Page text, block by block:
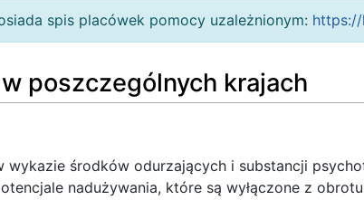
spis placówek pomocy uzależnionym:
poszczególnych krajach
wykazie środków odurzających i substancji
nadużywania, które są wyłączone z